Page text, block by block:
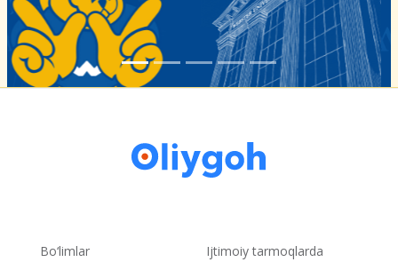
Bo‘limlar Ijtimoiy tarmoqlarda